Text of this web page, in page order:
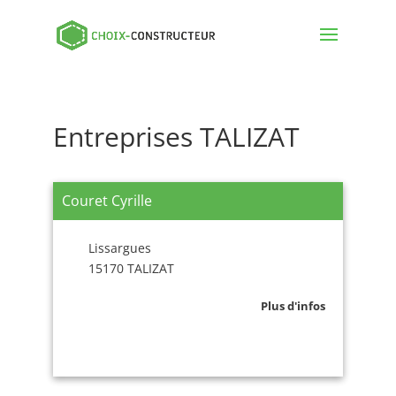
Entreprises TALIZAT
Couret Cyrille
Lissargues
15170 TALIZAT
Plus d'infos